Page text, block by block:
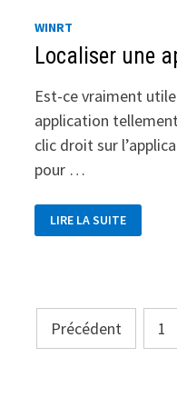
WINRT
Localiser une
Est-ce vraiment
application
clic droit sur
pour …
UNE
APPLICATION
LIRE LA SUITE
Pagination
des
Précédent 1